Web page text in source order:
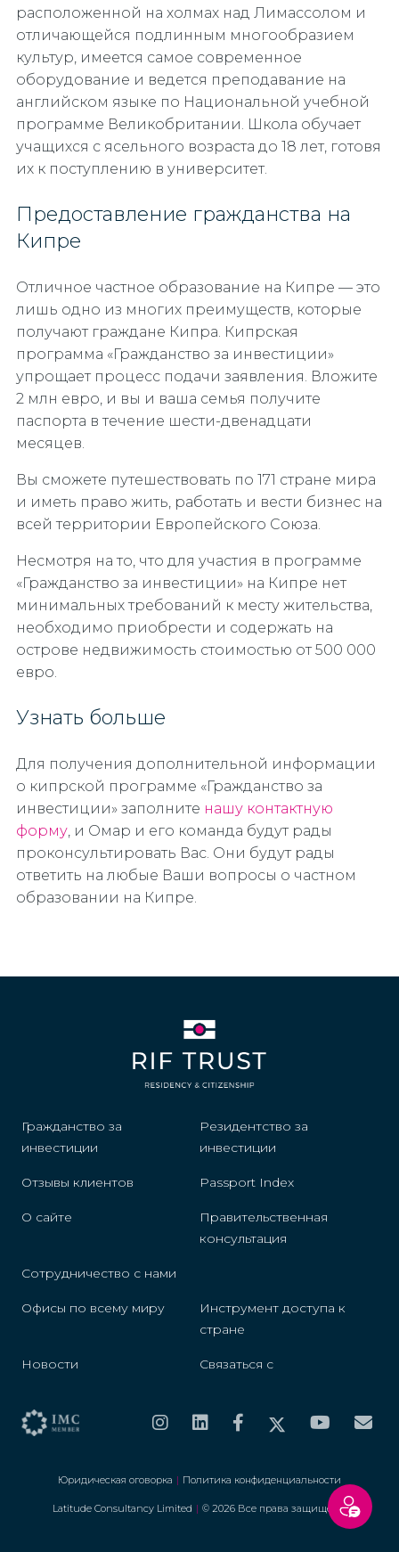
расположенной на холмах над Лимассолом и
отличающейся подлинным многообразием
культур, имеется самое современное
оборудование и ведется преподавание на
английском языке по Национальной учебной
программе Великобритании. Школа обучает
учащихся с ясельного возраста до 18 лет, готовя
их к поступлению в университет.
Предоставление гражданства на
Кипре
Отличное частное образование на Кипре — это
лишь одно из многих преимуществ, которые
получают граждане Кипра. Кипрская
программа «Гражданство за инвестиции»
упрощает процесс подачи заявления. Вложите
2 млн евро, и вы и ваша семья получите
паспорта в течение шести-двенадцати
месяцев.
Вы сможете путешествовать по 171 стране мира
и иметь право жить, работать и вести бизнес на
всей территории Европейского Союза.
Несмотря на то, что для участия в программе
«Гражданство за инвестиции» на Кипре нет
минимальных требований к месту жительства,
необходимо приобрести и содержать на
острове недвижимость стоимостью от 500 000
евро.
Узнать больше
Для получения дополнительной информации
о кипрской программе «Гражданство за
инвестиции» заполните нашу контактную
форму , и Омар и его команда будут рады
проконсультировать Вас. Они будут рады
ответить на любые Ваши вопросы о частном
образовании на Кипре.
Гражданство за
инвестиции
Резидентство за
инвестиции
Отзывы клиентов Passport Index
О сайте
Правительственная
консультация
Сотрудничество с нами
Офисы по всему миру
Инструмент доступа к
стране
Новости Связаться с
Юридическая оговорка | Политика конфиденциальности
Latitude Consultancy Limited | © 2026 Все права защищены